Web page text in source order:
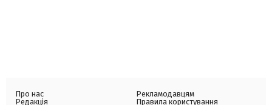
Про нас
Редакція
Рекламодавцям
Правила користування